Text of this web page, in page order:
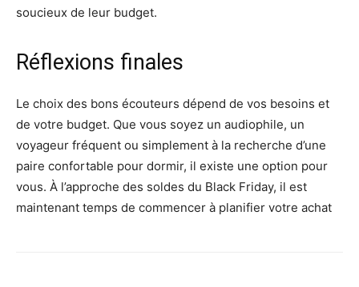
soucieux de leur budget.
Réflexions finales
Le choix des bons écouteurs dépend de vos besoins et
de votre budget. Que vous soyez un audiophile, un
voyageur fréquent ou simplement à la recherche d’une
paire confortable pour dormir, il existe une option pour
vous. À l’approche des soldes du Black Friday, il est
maintenant temps de commencer à planifier votre achat